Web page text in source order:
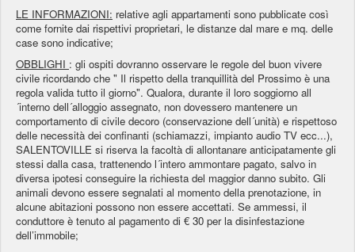
LE INFORMAZIONI: relative agli appartamenti sono pubblicate così
come fornite dai rispettivi proprietari, le distanze dal mare e mq. delle
case sono indicative;
OBBLIGHI : gli ospiti dovranno osservare le regole del buon vivere
civile ricordando che " Il rispetto della tranquillità del Prossimo è una
regola valida tutto il giorno". Qualora, durante il loro soggiorno all
´interno dell´alloggio assegnato, non dovessero mantenere un
comportamento di civile decoro (conservazione dell´unità) e rispettoso
delle necessità dei confinanti (schiamazzi, impianto audio TV ecc...),
SALENTOVILLE si riserva la facoltà di allontanare anticipatamente gli
stessi dalla casa, trattenendo l´intero ammontare pagato, salvo in
diversa ipotesi conseguire la richiesta del maggior danno subito. Gli
animali devono essere segnalati al momento della prenotazione, in
alcune abitazioni possono non essere accettati. Se ammessi, il
conduttore è tenuto al pagamento di € 30 per la disinfestazione
dell’immobile;